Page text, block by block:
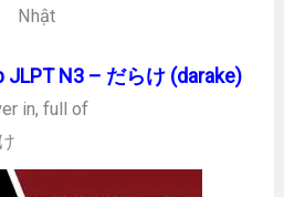
Nhật
JLPT N3 – だらけ (darake)
in, full of